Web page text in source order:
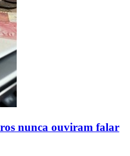
nunca ouviram falar